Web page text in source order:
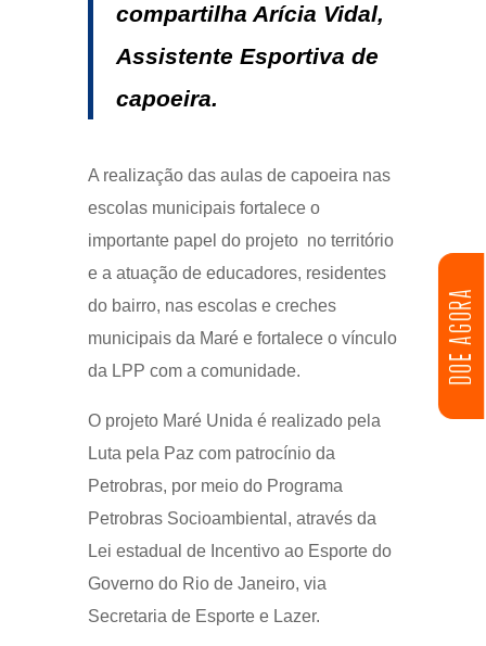
DOE AGORA
compartilha Arícia Vidal,
Assistente Esportiva de
capoeira.
A realização das aulas de capoeira nas
escolas municipais fortalece o
importante papel do projeto no território
e a atuação de educadores, residentes
do bairro, nas escolas e creches
municipais da Maré e fortalece o vínculo
da LPP com a comunidade.
O projeto Maré Unida é realizado pela
Luta pela Paz com patrocínio da
Petrobras, por meio do Programa
Petrobras Socioambiental, através da
Lei estadual de Incentivo ao Esporte do
Governo do Rio de Janeiro, via
Secretaria de Esporte e Lazer.